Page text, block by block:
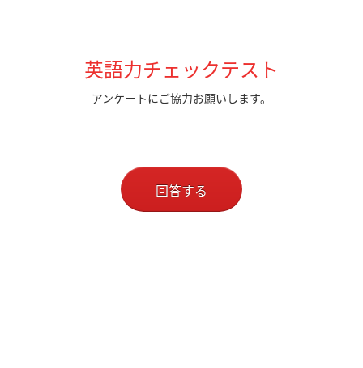
英語力チェックテスト
アンケートにご協力お願いします。
回答する